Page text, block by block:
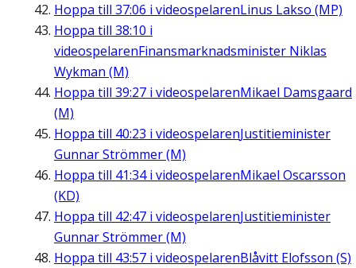
Hoppa till 37:06 i videospelarenLinus Lakso (MP)
Hoppa till 38:10 i
videospelarenFinansmarknadsminister Niklas
Wykman (M)
Hoppa till 39:27 i videospelarenMikael Damsgaard
(M)
Hoppa till 40:23 i videospelarenJustitieminister
Gunnar Strömmer (M)
Hoppa till 41:34i videospelarenMikael Oscarsson
(KD)
Hoppa till 42:47 i videospelarenJustitieminister
Gunnar Strömmer (M)
Hoppa till 43:57 i videospelarenBlåvitt Elofsson (S)